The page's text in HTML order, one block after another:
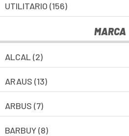
UTILITARIO (156)
MARCA
ALCAL (2)
ARAUS (13)
ARBUS (7)
BARBUY (8)